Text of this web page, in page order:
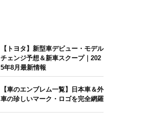
【トヨタ】新型車デビュー・モデル
チェンジ予想＆新車スクープ｜202
5年8月最新情報
【車のエンブレム一覧】日本車＆外
車の珍しいマーク・ロゴを完全網羅